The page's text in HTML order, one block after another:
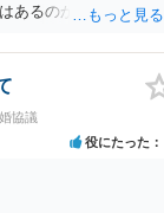
あるのか ⇒LINEを含
100万円振り込む」と
書の具体的内容を見
不当利得（受け取る
すので、 貸金返還で
約100万あり。今年に
した場合でも、分割
協議
役にたった